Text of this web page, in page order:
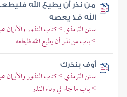
من نذر أن يطيع الله
الله فلا يعصه
سنن الترمذي > كتاب النذور والأيمان
> باب من نذر أن يطيع الله فليطعه
أوف بنذرك
سنن الترمذي > كتاب النذور والأيمان
> باب ما جاء في وفاء النذر